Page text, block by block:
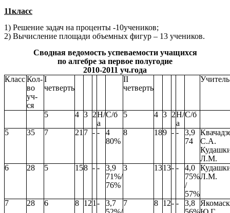
11класс
1) Решение задач на проценты -10учеников;
2) Вычисление площади объемных фигур – 13 учеников.
Сводная ведомость успеваемости учащихся
по алгебре за первое полугодие
2010-2011 уч.года
КлассКол-
во
уч-
ся
I
четверть
II
четверть
Учитель
5 4 3 2Н/
а
С/б 5 4 3 2Н/
а
С/б
5 35 7 21 7 - -
4
80%
8 189 - -
3,9
74
С.А.
Л.М.
6
28 5 158 - -
3,9
71%/
76%
3 1313- -
4,0
75%
/
57%
Л.М.
7 28 6 8 121 -
3,7
7 8 12- -
3,8